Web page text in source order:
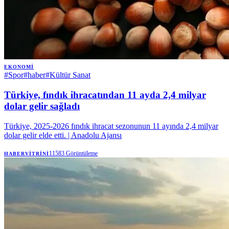
EKONOMI
#Spor#haber#Kültür Sanat
Türkiye, fındık ihracatından 11 ayda 2,4 milyar
dolar gelir sağladı
Türkiye, 2025-2026 fındık ihracat sezonunun 11 ayında 2,4 milyar
dolar gelir elde etti. | Anadolu Ajansı
HABERVITRINI11583 Görüntüleme